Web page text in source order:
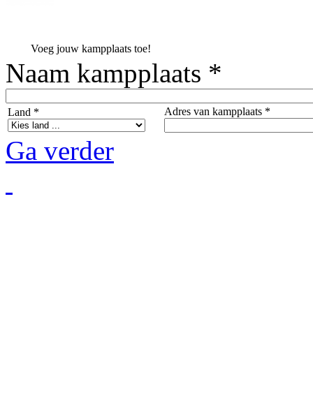
Voeg jouw kampplaats toe!
Naam kampplaats *
Land * Adres van kampplaats *
Ga verder